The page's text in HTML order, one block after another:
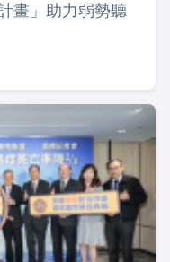
畫」助力弱勢聽